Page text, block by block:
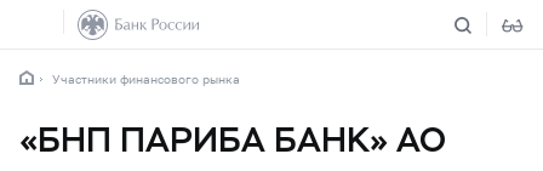
Участники финансового рынка
«БНП ПАРИБА БАНК» АО